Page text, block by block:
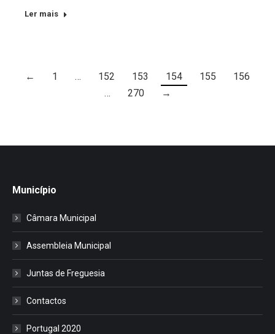
Ler mais
← 1 … 152 153 154 155
156
…
270 →
Município
Câmara Municipal
Assembleia Municipal
Juntas de Freguesia
Contactos
Portugal 2020